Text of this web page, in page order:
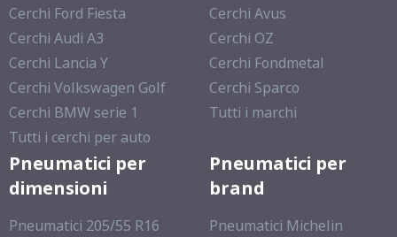
Cerchi Ford Fiesta
Cerchi Audi A3
Cerchi Lancia Y
Cerchi Volkswagen Golf
Cerchi BMW serie 1
Tutti i cerchi per auto
Cerchi Avus
Cerchi OZ
Cerchi Fondmetal
Cerchi Sparco
Tutti i marchi
Pneumatici per
dimensioni
Pneumatici 205/55 R16
Pneumatici per
brand
Pneumatici Michelin